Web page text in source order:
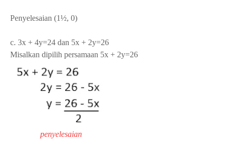
Penyelesaian (1½, 0)
c. 3x + 4y=24 dan 5x + 2y=26
Misalkan dipilih persamaan 5x + 2y=26
penyelesaian